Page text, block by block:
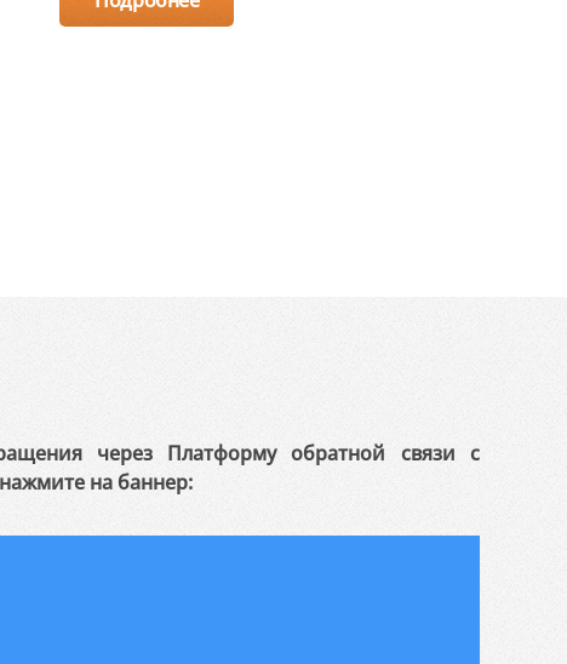
через Платформу обратной связи с
на баннер: